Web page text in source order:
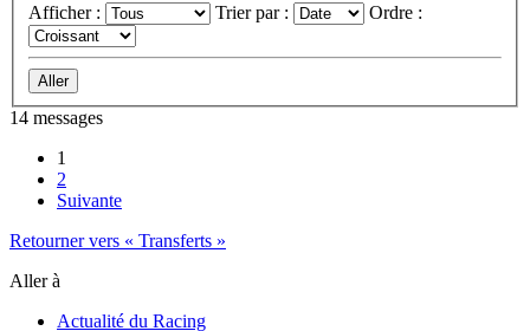
Afficher :
Trier par : Ordre :
14 messages
1
2
Suivante
Retourner vers « Transferts »
Aller à
Actualité du Racing